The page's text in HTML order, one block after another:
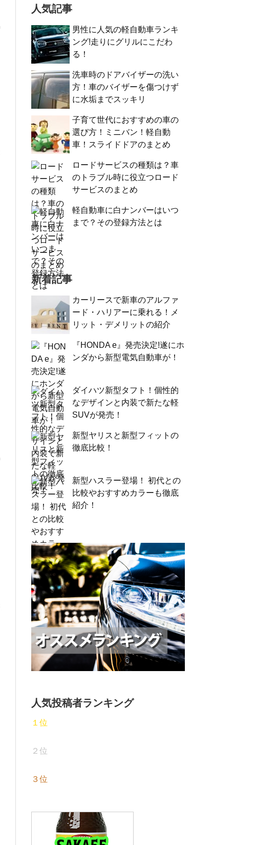
人気記事
男性に人気の軽自動車ランキ
ング!走りにグリルにこだわ
る！
洗車時のドアバイザーの洗い
方！車のバイザーを傷つけず
に水垢までスッキリ
子育て世代におすすめの車の
選び方！ミニバン！軽自動
車！スライドドアのまとめ
ロードサービスの種類は？車
のトラブル時に役立つロード
サービスのまとめ
軽自動車に白ナンバーはいつ
まで？その登録方法とは
新着記事
カーリースで新車のアルファ
ード・ハリアーに乗れる！メ
リット・デメリットの紹介
『HONDA e』発売決定!遂にホ
ンダから新型電気自動車が！
ダイハツ新型タフト！個性的
なデザインと内装で新たな軽
SUVが発売！
新型ヤリスと新型フィットの
徹底比較！
新型ハスラー登場！ 初代との
比較やおすすめカラーも徹底
紹介！
人気投稿者ランキング
１位
２位
３位